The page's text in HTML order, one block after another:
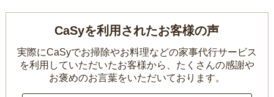
CaSyを利用されたお客様の声
実際にCaSyでお掃除やお料理などの家事代行サービス
を利用していただいたお客様から、 たくさんの感謝や
お褒めのお言葉をいただいております。